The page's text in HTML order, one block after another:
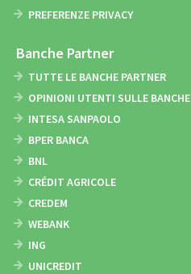
PREFERENZE PRIVACY
Banche Partner
TUTTE LE BANCHE PARTNER
OPINIONI UTENTI SULLE BANCHE
INTESA SANPAOLO
BPER BANCA
BNL
CRÉDIT AGRICOLE
CREDEM
WEBANK
ING
UNICREDIT